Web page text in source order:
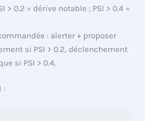
> 0.2 = dérive notable ; PSI > 0.4 =
: alerter + proposer
si PSI > 0.2, déclenchement
si PSI > 0.4.
: